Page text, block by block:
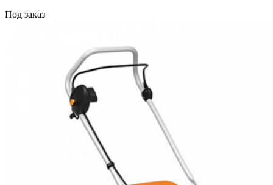
Под заказ